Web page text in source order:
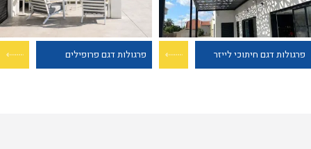
פרגולות דגם חיתוכי לייזר פרגולות דגם פרופילים